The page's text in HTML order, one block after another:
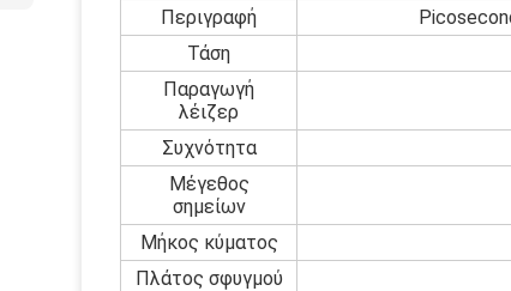
Περιγραφή
Τάση
Παραγωγή
λέιζερ
Συχνότητα
Μέγεθος
σημείων
Μήκος κύματος
Πλάτος σφυγμού